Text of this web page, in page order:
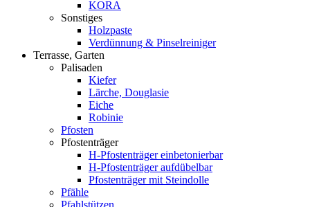
KORA
Sonstiges
Holzpaste
Verdünnung & Pinselreiniger
Terrasse, Garten
Palisaden
Kiefer
Lärche, Douglasie
Eiche
Robinie
Pfosten
Pfostenträger
H-Pfostenträger einbetonierbar
H-Pfostenträger aufdübelbar
Pfostenträger mit Steindolle
Pfähle
Pfahlstützen